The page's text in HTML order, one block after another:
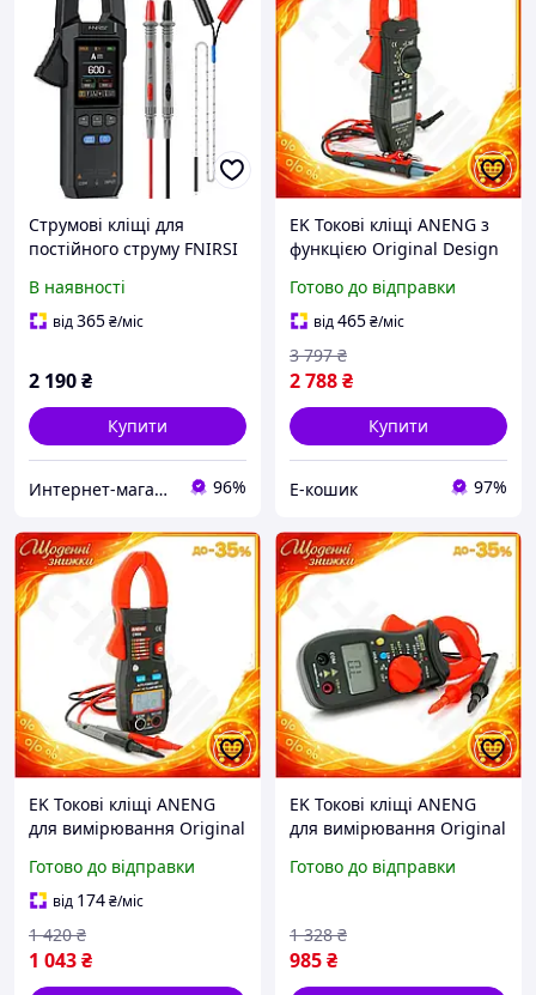
Струмові кліщі для
постійного струму FNIRSI
В наявності
від365₴/міс
2 190₴
Купити
Интернет-магазин "Radio82" 96%
EK Токові кліщі ANENG з
функцією Original Design
електрика вимірювання
струму напруги HFX17_E
Готово до відправки
від465₴/міс
2 788₴
3 797 ₴
Купити
Е-кошик 97%
EK Токові кліщі ANENG
для вимірювання Original
з функцією
продзвонювання та п
HFX17_E
Готово до відправки
від 174₴/міс
1 043₴
1 420 ₴
EK Токові кліщі ANENG
для вимірювання Original
напруги з продзвінком та
Готово до відправки
985₴
1 328 ₴